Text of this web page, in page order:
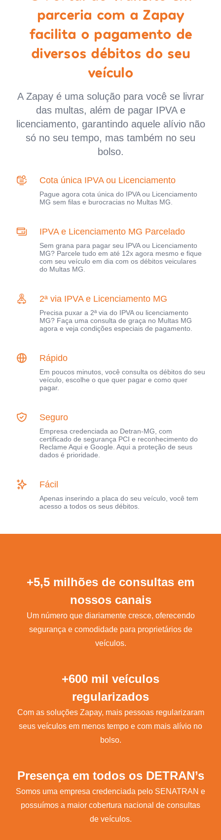
parceria com a Zapay
facilita o pagamento de
diversos débitos do seu
veículo
A Zapay é uma solução para você se livrar
das multas, além de pagar IPVA e
licenciamento, garantindo aquele alívio não
só no seu tempo, mas também no seu
bolso.
Cota única IPVA ou Licenciamento
Pague agora cota única do IPVA ou Licenciamento
MG sem filas e burocracias no Multas MG.
IPVA e Licenciamento MG Parcelado
Sem grana para pagar seu IPVA ou Licenciamento
MG? Parcele tudo em até 12x agora mesmo e fique
com seu veículo em dia com os débitos veiculares
do Multas MG.
2ª via IPVA e Licenciamento MG
Precisa puxar a 2ª via do IPVA ou licenciamento
MG? Faça uma consulta de graça no Multas MG
agora e veja condições especiais de pagamento.
Rápido
Em poucos minutos, você consulta os débitos do seu
veículo, escolhe o que quer pagar e como quer
pagar.
Seguro
Empresa credenciada ao Detran-MG, com
certificado de segurança PCI e reconhecimento do
Reclame Aqui e Google. Aqui a proteção de seus
dados é prioridade.
Fácil
Apenas inserindo a placa do seu veículo, você tem
acesso a todos os seus débitos.
+5,5 milhões de consultas em
nossos canais
Um número que diariamente cresce, oferecendo
segurança e comodidade para proprietários de
veículos.
+600 mil veículos
regularizados
Com as soluções Zapay, mais pessoas regularizaram
seus veículos em menos tempo e com mais alívio no
bolso.
Presença em todos os DETRAN’s
Somos uma empresa credenciada pelo SENATRAN e
possuímos a maior cobertura nacional de consultas
de veículos.